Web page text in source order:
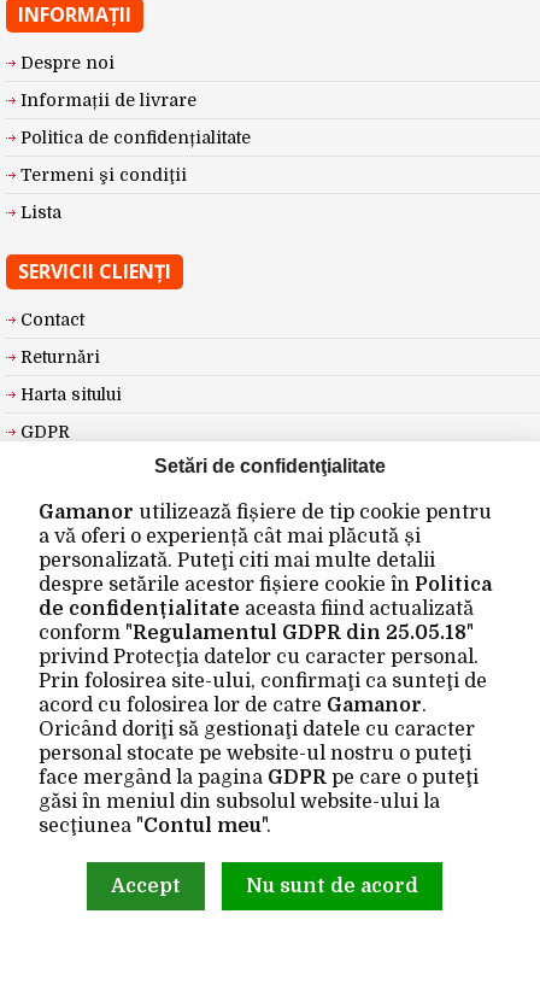
Setări de confidenţialitate
Gamanor utilizează fișiere de tip cookie pentru
a vă oferi o experiență cât mai plăcută și
personalizată. Puteţi citi mai multe detalii
despre setările acestor fișiere cookie în Politica
de confidențialitate aceasta fiind actualizată
conform "Regulamentul GDPR din 25.05.18"
privind Protecţia datelor cu caracter personal.
Prin folosirea site-ului, confirmaţi ca sunteţi de
acord cu folosirea lor de catre Gamanor.
Oricând doriţi să gestionaţi datele cu caracter
personal stocate pe website-ul nostru o puteţi
face mergând la pagina GDPR pe care o puteţi
găsi în meniul din subsolul website-ului la
secţiunea "Contul meu".
Accept Nu sunt de acord
INFORMAŢII
Despre noi
Informații de livrare
Politica de confidențialitate
Termeni şi condiţii
Lista
SERVICII CLIENŢI
Contact
Returnări
Harta sitului
GDPR
Producători
Vouchere cadou
Oferte speciale
CONTUL MEU
Contul meu
Istoric comenzi
Wishlist
Newsletter
Gamanor © 2026 Site realizat de